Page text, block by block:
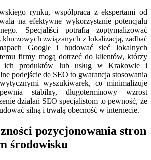
rynku, współpraca z ekspertami od
na efektywne wykorzystanie potencjału
Specjaliści potrafią zoptymalizować
kluczowych związanych z lokalizacją, zadbać
Google i budować sieć lokalnych
firmy mogą dotrzeć do klientów, którzy
ich produktów lub usług w Krakowie i
podejście do SEO to gwarancja stosowania
wyszukiwarek, co minimalizuje
stabilny, długoterminowy wzrost
działań SEO specjalistom to pewność, że
silną i trwałą obecność w internecie.
pozycjonowania stron
środowisku